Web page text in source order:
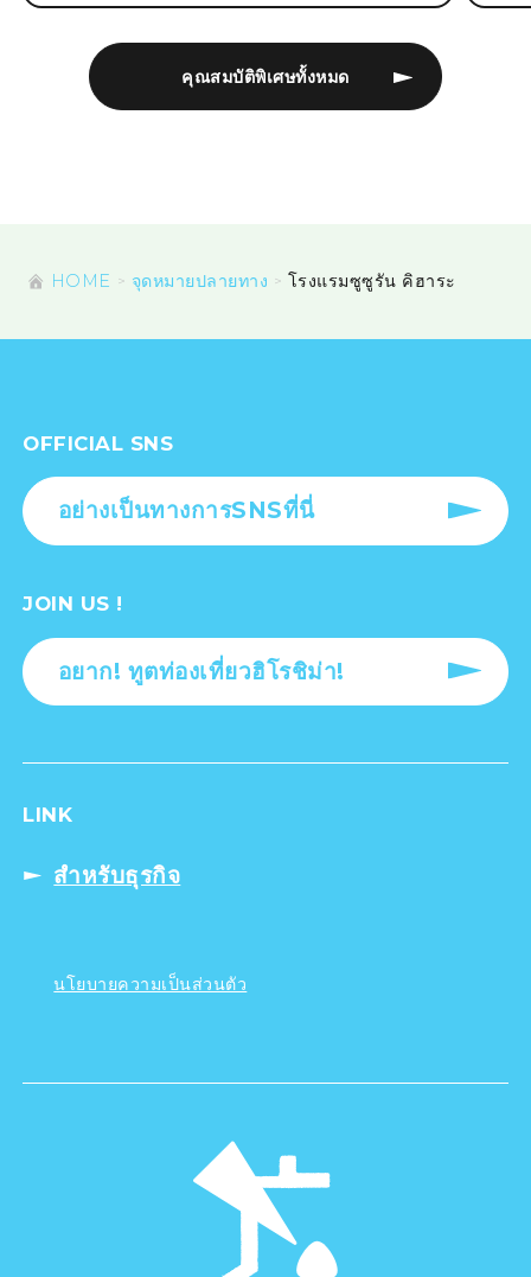
คุณสมบัติพิเศษทั้งหมด
HOME จุดหมายปลายทาง โรงแรมซูซูรัน คิฮาระ
OFFICIAL SNS
อย่างเป็นทางการSNSที่นี่
JOIN US !
อยาก! ทูตท่องเที่ยวฮิโรชิม่า!
LINK
สำหรับธุรกิจ
นโยบายความเป็นส่วนตัว